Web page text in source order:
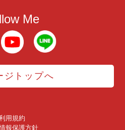
Me
ジトップへ
用規約
報保護方針